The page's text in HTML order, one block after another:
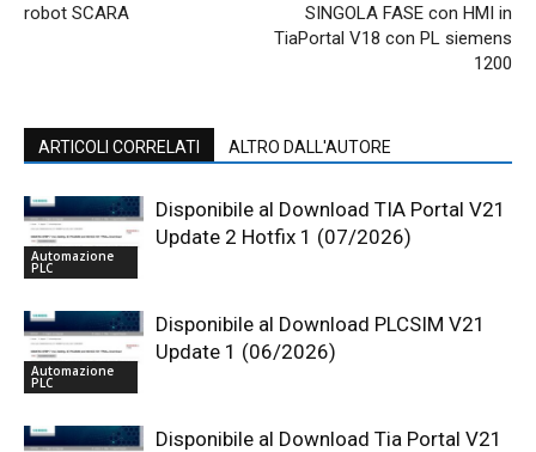
robot SCARA
SINGOLA FASE con HMI in
TiaPortal V18 con PL siemens
1200
ARTICOLI CORRELATI ALTRO DALL'AUTORE
Automazione
PLC
Disponibile al Download TIA Portal V21
Update 2 Hotfix 1 (07/2026)
Automazione
PLC
Disponibile al Download PLCSIM V21
Update 1 (06/2026)
Disponibile al Download Tia Portal V21